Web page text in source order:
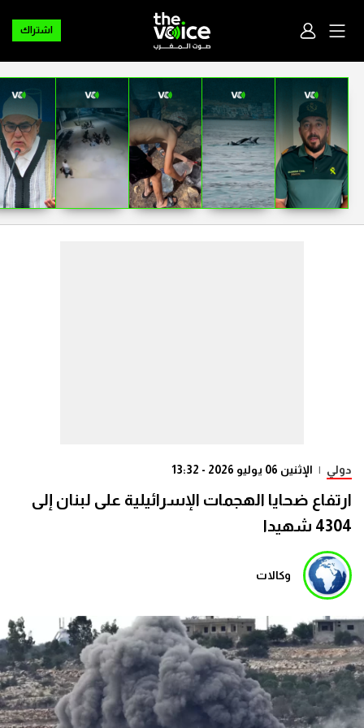
اشتراك
دولي | الإثنين 06 يوليو 2026 - 13:32
ارتفاع ضحايا الهجمات الإسرائيلية على لبنان إلى
4304 شهيدا
وكالات